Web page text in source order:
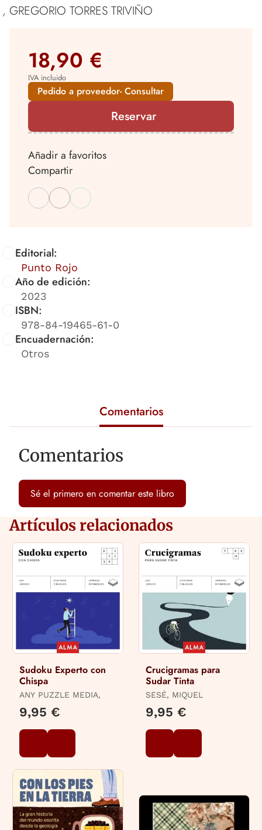
, GREGORIO TORRES TRIVIÑO
Editorial:
Punto Rojo
Año de edición:
2023
ISBN:
978-84-19465-61-0
Encuadernación:
Otros
18,90 €
IVA incluido
Pedido a proveedor- Consultar
Reservar
Añadir a favoritos
Compartir
Comentarios
Comentarios
Sé el primero en comentar este libro
Artículos relacionados
Sudoku Experto con
Chispa
ANY PUZZLE MEDIA,
9,95 €
Crucigramas para
Sudar Tinta
SESÉ, MIQUEL
9,95 €